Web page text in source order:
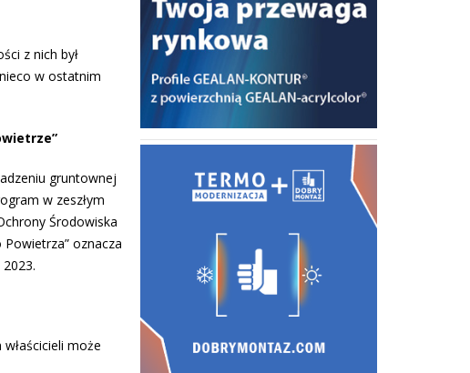
z nich był
w ostatnim
gruntownej
w zeszłym
Środowiska
oznacza
może